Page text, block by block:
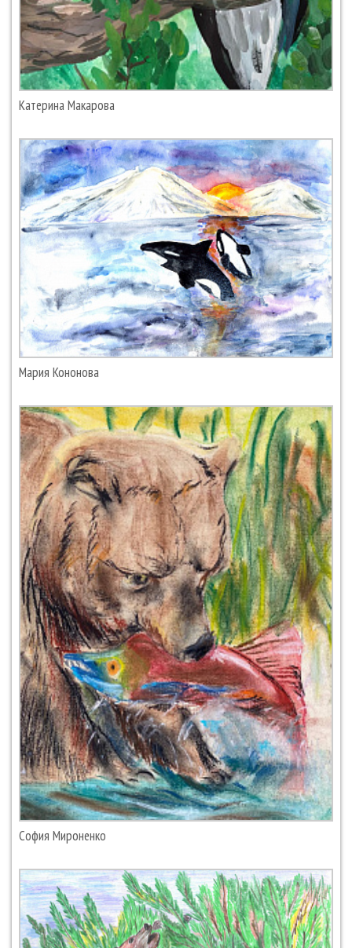
Катерина Макарова
Мария Кононова
София Мироненко